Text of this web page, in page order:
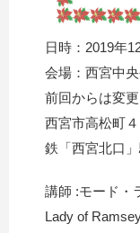
日時：2019年
会場：西宮中
前回からは変
西宮市高松町
鉄「西宮北口
講師 :モード・
Lady of